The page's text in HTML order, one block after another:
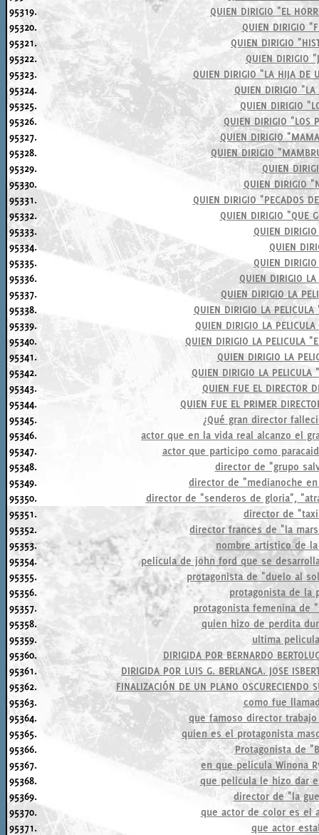
95319.
QUIEN DIRIGIO "EL
95320.
QUIEN DIRIGIO
95321.
QUIEN DIRIGIO
95322.
QUIEN DIRIGIO
95323.
QUIEN DIRIGIO "LA HIJA DE
95324.
QUIEN DIRIGIO "LA
95325.
QUIEN DIRIGIO
95326.
QUIEN DIRIGIO "LOS
95327.
QUIEN DIRIGIO
95328.
QUIEN DIRIGIO
95329.
QUIEN
95330.
QUIEN DIRIGIO
95331.
QUIEN DIRIGIO "PECADOS
95332.
QUIEN DIRIGIO "QUE
95333.
QUIEN
95334.
QUIEN
95335.
QUIEN
95336.
QUIEN DIRIGIO
95337.
QUIEN DIRIGIO LA
95338.
QUIEN DIRIGIO LA
95339.
QUIEN DIRIGIO LA
95340.
QUIEN DIRIGIO LA PELICULA
95341.
QUIEN DIRIGIO LA
95342.
QUIEN DIRIGIO LA
95343.
QUIEN FUE EL DIRECTOR
95344.
QUIEN FUE EL PRIMER
95345.
¿Qué gran director
95346.
actor que en la vida real alcanzo el
95347.
actor que participo como
95348.
director de "grupo
95349.
director de "medianoche
95350.
director de "senderos de gloria",
95351.
director de
95352.
director frances de "la
95353.
nombre artistico de
95354.
pelicula de john ford que se
95355.
protagonista de "duelo al
95356.
protagonista de la
95357.
protagonista femenina de
95358.
quien hizo de perdita
95359.
ultima
95360.
DIRIGIDA POR BERNARDO
95361.
DIRIGIDA POR LUIS G. BERLANGA. JOSE
95362.
FINALIZACIÓN DE UN PLANO OSCURECIENDO
95363.
como fue
95364.
que famoso director
95365.
quien es el protagonista
95366.
Protagonista de
95367.
en que pelicula Winona
95368.
que pelicula le hizo dar
95369.
director de "la
95370.
que actor de color es el
95371.
que actor